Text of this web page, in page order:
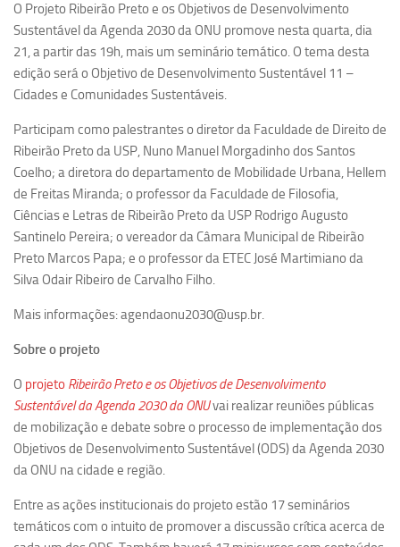
Criminologia Experimental e Segurança Pública
Direito e Tecnologia (Tech Law)
Grupo de Pesquisa GPUBLIC – Centro de Estudos em Gestão
e Políticas Públicas Contemporâneas
Grupos de pesquisa encerrados
Ano Sabático
Daniel Domingues dos Santos
Programas Ano Sabático Encerrados
Cíntia Rosa Pereira de Lima
Cristina Godoy Bernardo de Oliveira (FDRP)
Geciane Silveira Porto
Maria Paula Costa Bertran
Professor Sênior
Professores Seniores Encerrados
Institucional
Polo Ribeirão Preto
O Projeto Ribeirão Preto e os Objetivos de Desenvolvimento
Sustentável da Agenda 2030 da ONU promove nesta quarta, dia
21, a partir das 19h, mais um seminário temático. O tema desta
edição será o Objetivo de Desenvolvimento Sustentável 11 –
Cidades e Comunidades Sustentáveis.
Participam como palestrantes o diretor da Faculdade de Direito de
Ribeirão Preto da USP, Nuno Manuel Morgadinho dos Santos
Coelho; a diretora do departamento de Mobilidade Urbana, Hellem
de Freitas Miranda; o professor da Faculdade de Filosofia,
Ciências e Letras de Ribeirão Preto da USP Rodrigo Augusto
Santinelo Pereira; o vereador da Câmara Municipal de Ribeirão
Preto Marcos Papa; e o professor da ETEC José Martimiano da
Silva Odair Ribeiro de Carvalho Filho.
Mais informações: agendaonu2030@usp.br.
Sobre o projeto
O projeto Ribeirão Preto e os Objetivos de Desenvolvimento
Sustentável da Agenda 2030 da ONUvai realizar reuniões públicas
de mobilização e debate sobre o processo de implementação dos
Objetivos de Desenvolvimento Sustentável (ODS) da Agenda 2030
da ONU na cidade e região.
Entre as ações institucionais do projeto estão 17 seminários
temáticos com o intuito de promover a discussão crítica acerca de